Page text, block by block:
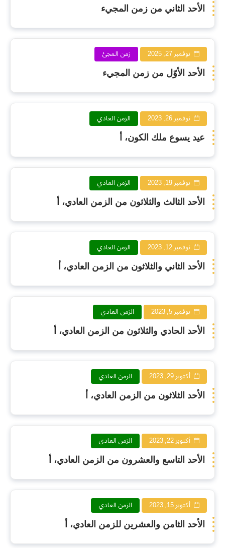
الأحد الثاني من زمن المجيء
نوفمبر 27, 2025 زمن المجئ
الأحد الأوّل من زمن المجيء
نوفمبر 26, 2023 الزمن العادي
عيد يسوع ملك الكون، أ
نوفمبر 19, 2023 الزمن العادي
الأحد الثالث والثلاثون من الزمن العادي، أ
نوفمبر 12, 2023 الزمن العادي
الأحد الثاني والثلاثون من الزمن العادي، أ
نوفمبر 5, 2023 الزمن العادي
الأحد الحادي والثلاثون من الزمن العادي، أ
أكتوبر 29, 2023 الزمن العادي
الأحد الثلاثون من الزمن العادي، أ
أكتوبر 22, 2023 الزمن العادي
الأحد التاسع والعشرون من الزمن العادي، أ
أكتوبر 15, 2023 الزمن العادي
الأحد الثامن والعشرين للزمن العادي، أ